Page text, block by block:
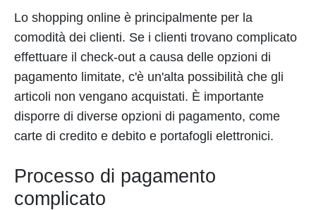
Lo shopping online è principalmente per la
comodità dei clienti. Se i clienti trovano complicato
effettuare il check-out a causa delle opzioni di
pagamento limitate, c'è un'alta possibilità che gli
articoli non vengano acquistati. È importante
disporre di diverse opzioni di pagamento, come
carte di credito e debito e portafogli elettronici.
Processo di pagamento
complicato